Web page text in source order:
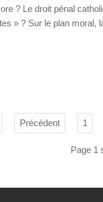
? Le droit pénal
» ? Sur le plan
Précédent 1
Page 1